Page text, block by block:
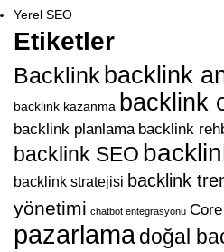
Yerel SEO
Etiketler
Backlink backlink
backlink kazanma backlink
backlink planlama backlink
backlink SEO
backlink stratejisi backlink
yönetimi chatbot entegrasyonu
pazarlamadoğal